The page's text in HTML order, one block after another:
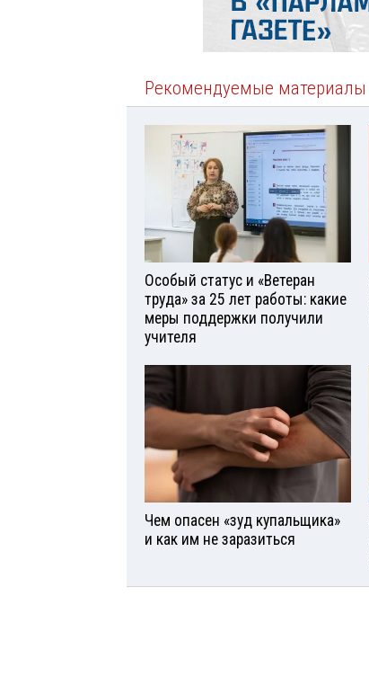
Рекомендуемые материалы
Особый статус и «Ветеран
труда» за 25 лет работы: какие
меры поддержки получили
учителя
Чем опасен «зуд купальщика»
и как им не заразиться